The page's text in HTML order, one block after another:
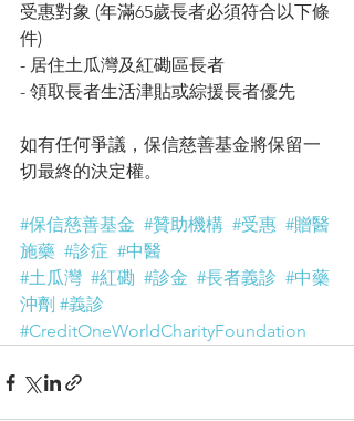
受惠對象 (年滿65歲長者必須符合以下條
件)
- 居住土瓜灣及紅磡區長者
- 領取長者生活津貼或綜援長者優先
如有任何爭議，保信慈善基金將保留一
切最終的決定權。
#保信慈善基金 #贊助機構 #受惠 #贈醫
施藥 #診症 #中醫
#土瓜灣 #紅磡 #診金 #長者義診 #中藥
沖劑 #義診
#CreditOneWorldCharityFoundation